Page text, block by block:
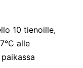
10 tienoille,
alle